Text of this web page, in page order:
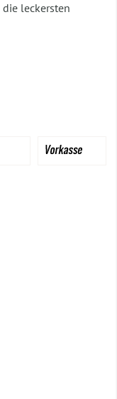
die leckersten